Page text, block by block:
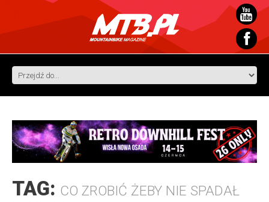
TAG: CO ZROBIĆ ŻEBY NIE SPADAŁ